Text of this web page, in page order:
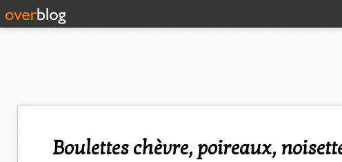
Boulettes chèvre, poireaux,